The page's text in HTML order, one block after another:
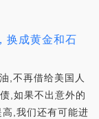
换成黄金和石
,不再借给美国人
,如果不出意外的
,我们还有可能进